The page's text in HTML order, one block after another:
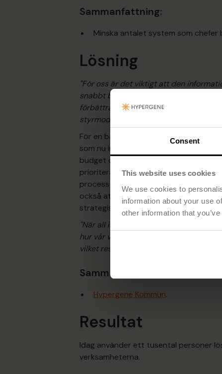
Consent
This website uses cookies
We use cookies to
information about your use
other information that
Sammanfattning:
Minska antalet system som
Lösning
"För oss är det viktigt att den
snabbt blir tillgänglig för både politiker
förbättra vår styrning har därför varit
styrmodell."
För en bättre planering och
som nu införs i steg. Först fick
budget och prognos samt styrkort. De
prioriterades och därför var
process med verksamhetsrapporter.
också att lösningen ska ge stöd till
strategiska målen.
"När all information finns i en och
hur vår vision omsätts till aktiviteter,
vilket resultat vi uppnår."
Sammanfattning:
Hypergene Kommun.
Resultat
Idag använder ett tusental personer
verksamheterna.